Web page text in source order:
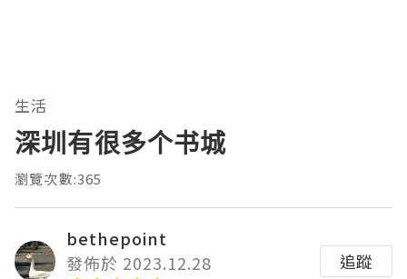
生活
深圳有很多个书城
瀏覽次數:365
bethepoint
發佈於 2023.12.28
追蹤